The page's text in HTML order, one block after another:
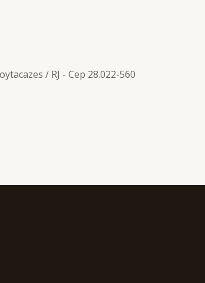
/ RJ - Cep 28.022-560